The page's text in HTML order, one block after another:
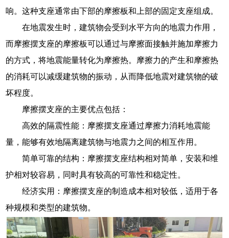
响。这种支座通常由下部的摩擦板和上部的固定支座组成。
在地震发生时，建筑物会受到水平方向的地震力作用，
而摩擦摆支座的摩擦板可以通过与摩擦面接触并施加摩擦力
的方式，将地震能量转化为摩擦热。摩擦力的产生和摩擦热
的消耗可以减缓建筑物的振动，从而降低地震对建筑物的破
坏程度。
摩擦摆支座的主要优点包括：
高效的隔震性能：摩擦摆支座通过摩擦力消耗地震能
量，能够有效地隔离建筑物与地震力之间的相互作用。
简单可靠的结构：摩擦摆支座结构相对简单，安装和维
护相对较容易，同时具有较高的可靠性和稳定性。
经济实用：摩擦摆支座的制造成本相对较低，适用于各
种规模和类型的建筑物。